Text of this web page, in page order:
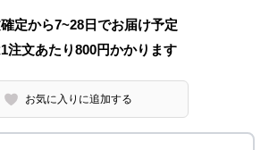
定から7~28日でお届け予定
注文あたり800円かかります
お気に入りに追加する